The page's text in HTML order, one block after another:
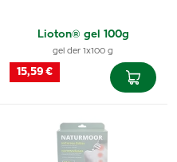
Lioton® gel 100g
gel der 1x100 g
15,59 €